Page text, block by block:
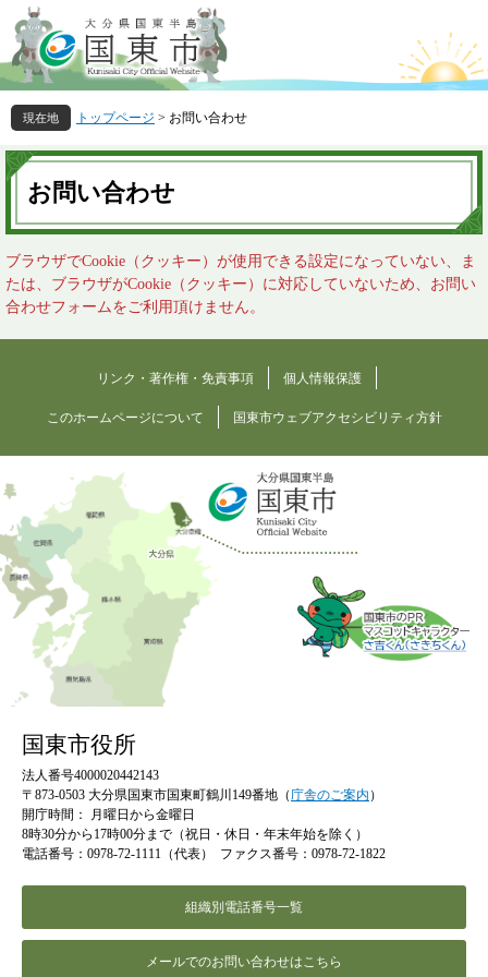
ー
ジ
の
先
頭
で
す
ニ
ュ
ー
を
飛
ば
し
へ
トップページ > お問い合わせ
本
文
お問い合わせ
ブラウザでCookie（クッキー）が使用できる設定になっていない、ま
たは、ブラウザがCookie（クッキー）に対応していないため、お問い
合わせフォームをご利用頂けません。
リンク・著作権・免責事項 個人情報保護
このホームページについて 国東市ウェブアクセシビリティ方針
国東市役所
法人番号4000020442143
〒873-0503 大分県国東市国東町鶴川149番地（庁舎のご案内 ）
開庁時間：
月曜日から金曜日
8時30分から17時00分まで（祝日・休日・年末年始を除く）
電話番号：0978-72-1111（代表）
ファクス番号：0978-72-1822
組織別電話番号一覧
メールでのお問い合わせはこちら